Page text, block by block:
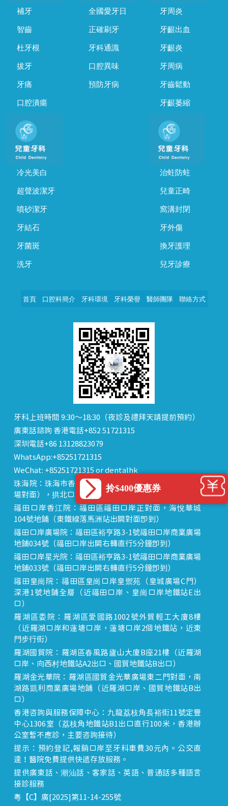
補牙
智齒
杜牙根
拔牙
牙痛
口腔潰瘍
全國愛牙日
正確刷牙
牙科通識
口腔異味
預防牙病
牙周炎
牙齦出血
牙齦炎
牙周病
牙齒鬆動
牙齦萎縮
冷光美白
超聲波潔牙
噴砂潔牙
牙結石
牙菌斑
洗牙
治蛀防蛀
兒童正畸
窩溝封閉
牙外傷
換牙護理
兒牙診療
首頁 口腔科簡介 牙科環境 牙科榮譽 醫師團隊 聯絡方式
牙科上班時間 9:30～18:30（夜診及禮拜天請提前預約）
廣東話諮詢 香港電話+852 51721315
深圳電話+86 13128823079
WhatsApp:+85251721315
WeChat: +85251721315 or dentalhk
珠海院：珠海市香洲區 拱北中建商業大廈 15樓（迎賓廣
場對面），拱北口岸步行8分鐘直達
福田口岸香江院：福田區福田口岸正對面，海悅華城
104號地鋪（東鐵線落馬洲站出關對面即到）
福田口岸廣場院：福田區裕亨路3-1號福田口岸商業廣場
地鋪034號（福田口岸出關右轉直行5分鐘即到）
福田口岸星光院：福田區裕亨路3-1號福田口岸商業廣場
地鋪033號（福田口岸出關右轉直行5分鐘即到）
福田皇崗院：福田區皇崗口岸皇禦苑（皇城廣場C門）
深港1號地鋪全層（近福田口岸、皇崗口岸地鐵站E出
口）
羅湖區委院：羅湖區愛國路1002號外貿輕工大廈8樓
（近羅湖口岸和蓮塘口岸，蓮塘口岸2個地鐵站，近東
門步行街）
羅湖國貿院：羅湖區春風路廬山大廈B座21樓（近羅湖
口岸、向西村地鐵站A2出口、國貿地鐵站B出口）
羅湖金光華院：羅湖區國貿金光華廣場東二門對面，南
湖路凱利商業廣場地鋪（近羅湖口岸、國貿地鐵站B出
口）
香港咨詢與服務保障中心：九龍荔枝角長裕街11號定豐
中心1306室（荔枝角地鐵站B1出口直行100米，香港辦
公室暫不應診，主要咨詢接待）
提示：預約登記,報銷口岸至牙科車費30元內。公交直
達！醫院免費提供快遞存放服務。
提供廣東話、潮汕話、客家話、英語、普通話多種語言
接診服務
粵【C】廣[2025]第11-14-255號
拎$400優惠券